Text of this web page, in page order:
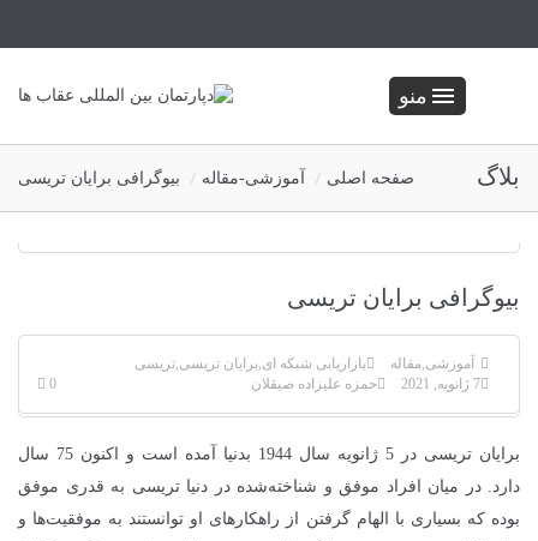
منو
بلاگ صفحه اصلی آموزشی-مقاله بیوگرافی برایان تریسی
بیوگرافی برایان تریسی
آموزشی,مقاله بازاریابی شبکه ای,برایان تریسی,تریسی
7 ژانویه, 2021
حمزه علیزاده صیقلان 0
برایان تریسی در 5 ژانویه سال 1944 بدنیا آمده است و اکنون 75 سال
دارد. در میان افراد موفق و شناخته‌شده در دنیا تریسی به قدری موفق
بوده که بسیاری با الهام گرفتن از راهکارهای او توانستند به موفقیت‌ها و